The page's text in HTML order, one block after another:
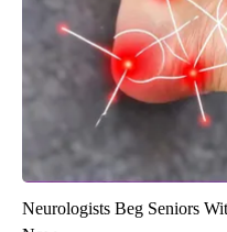
Neurologists Beg Seniors